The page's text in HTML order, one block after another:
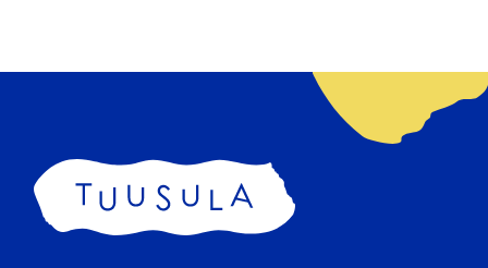
Etusivu